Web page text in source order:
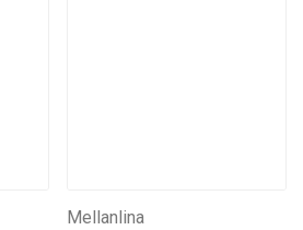
Mellanlina